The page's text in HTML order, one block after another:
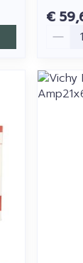
€
Aantal